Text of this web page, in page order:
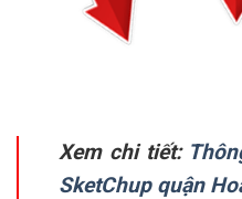
Xem chi tiết:
SketChup quận